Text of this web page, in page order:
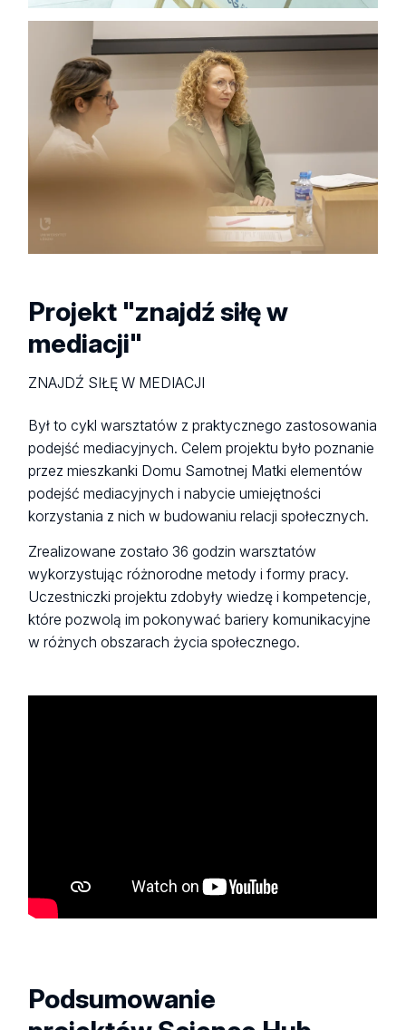
Projekt "znajdź siłę w
mediacji"
ZNAJDŹ SIŁĘ W MEDIACJI
Był to cykl warsztatów z praktycznego zastosowania
podejść mediacyjnych. Celem projektu było poznanie
przez mieszkanki Domu Samotnej Matki elementów
podejść mediacyjnych i nabycie umiejętności
korzystania z nich w budowaniu relacji społecznych.
Zrealizowane zostało 36 godzin warsztatów
wykorzystując różnorodne metody i formy pracy.
Uczestniczki projektu zdobyły wiedzę i kompetencje,
które pozwolą im pokonywać bariery komunikacyjne
w różnych obszarach życia społecznego.
Podsumowanie